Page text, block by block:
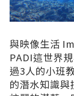
與映像生活
PADI這世界
過3人的小班
的潛水知識